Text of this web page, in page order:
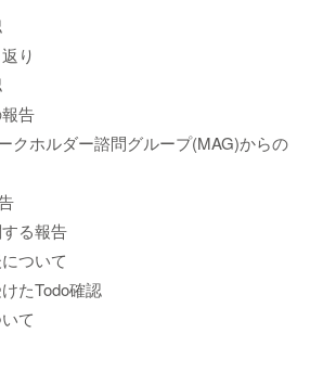
り
告
クホルダー諮問グループ(MAG)からの
る報告
ついて
たTodo確認
て